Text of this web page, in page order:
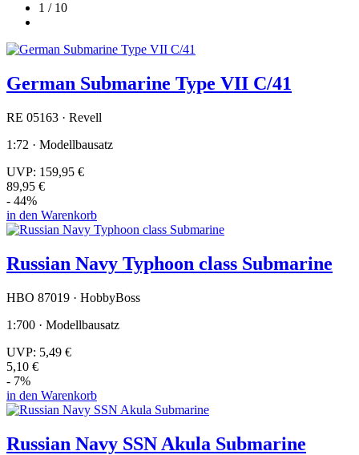
1 / 10
German Submarine Type VII C/41
RE 05163 · Revell
1:72 · Modellbausatz
UVP: 159,95 €
89,95 €
- 44%
in den Warenkorb
Russian Navy Typhoon class Submarine
HBO 87019 · HobbyBoss
1:700 · Modellbausatz
UVP: 5,49 €
5,10 €
- 7%
in den Warenkorb
Russian Navy SSN Akula Submarine